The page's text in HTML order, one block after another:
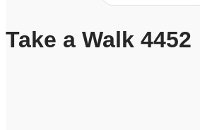
Take a Walk 4452